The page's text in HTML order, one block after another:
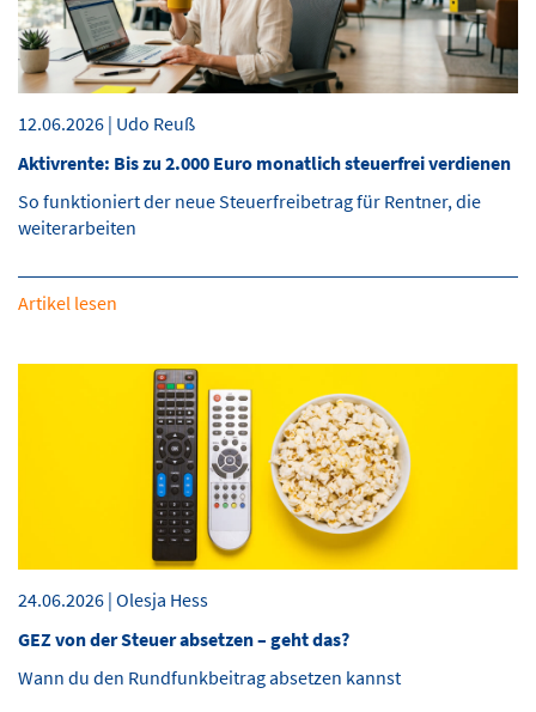
12.06.2026 | Udo Reuß
Aktivrente: Bis zu 2.000 Euro monatlich steuerfrei verdienen
So funktioniert der neue Steuerfreibetrag für Rentner, die
weiterarbeiten
Artikel lesen
24.06.2026 | Olesja Hess
GEZ von der Steuer absetzen – geht das?
Wann du den Rundfunkbeitrag absetzen kannst